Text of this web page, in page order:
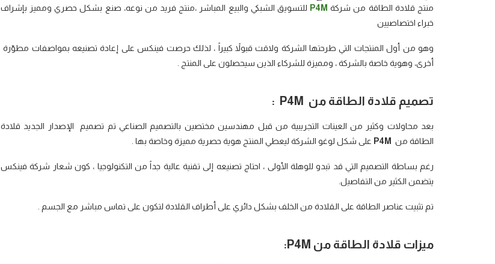
منتج قلادة الطاقة من شركة P4M للتسويق الشبكي والبيع المباشر ،منتج فريد من نوعه، صنع بشكل حصري ومميز بإشراف
خبراء اختصاصيين
وهو من أول المنتجات التي طرحتها الشركة ولاقت قبولاً كبيراً ، لذلك حرصت فينكس على إعادة تصنيعه بمواصفات مطوّرة
أخرى، وهوية خاصة بالشركة ، ومميزة للشركاء الذين سيحصلون على المنتج .
تصميم قلادة الطاقة من :
بعد محاولات وكثير من العينات التجريبية من قبل مهندسين مختصين بالتصميم الصناعي تم تصميم الإصدار الجديد قلادة
الطاقة من P4M على شكل لوغو الشركة ليعطي المنتج هوية حصرية مميزة وخاصة بها .
رغم بساطة التصميم التي قد تبدو للوهلة الأولى ، احتاج تصنيعه إلى تقنية عالية جداً من التكنولوجيا ، كون شعار شركة فينكس
يتضمن الكثير من التفاصيل.
تم تثبيت عناصر الطاقة على القلادة من الخلف بشكل دائري على أطراف القلادة لتكون على تماس مباشر مع الجسم .
ميزات قلادة الطاقة من P4M
: